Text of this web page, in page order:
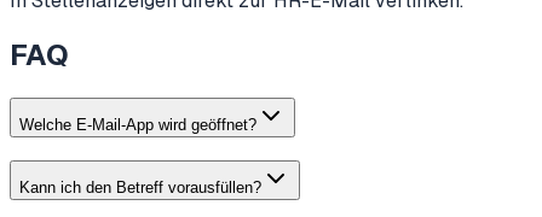
FAQ
Welche E-Mail-App wird geöffnet?
Kann ich den Betreff vorausfüllen?